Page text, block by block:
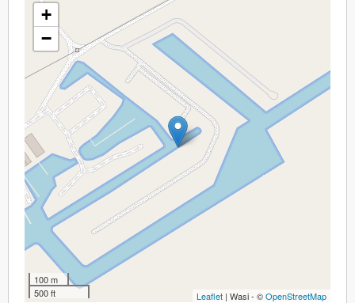
+
−
100 m
500 ft
Leaflet | Wasi - ©OpenStreetMap